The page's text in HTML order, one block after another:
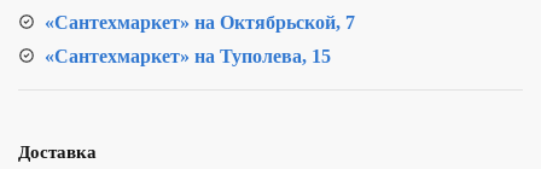
«Сантехмаркет» на Октябрьской, 7
«Сантехмаркет» на Туполева, 15
Доставка